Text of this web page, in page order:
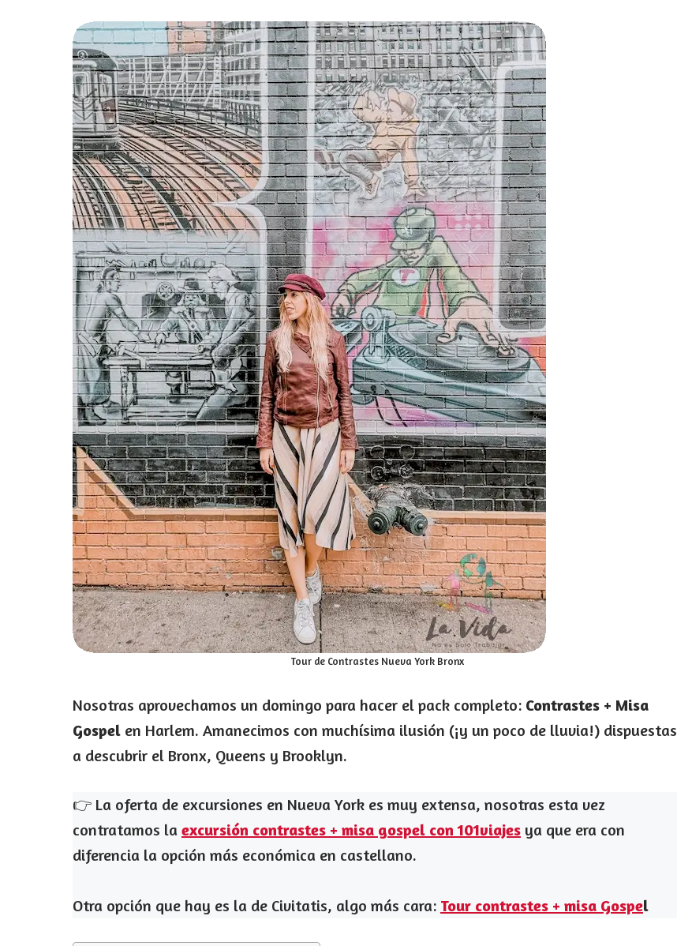
Tour de Contrastes Nueva York Bronx
Nosotras aprovechamos un domingo para hacer el pack completo: Contrastes + Misa
Gospel en Harlem. Amanecimos con muchísima ilusión (¡y un poco de lluvia!) dispuestas
a descubrir el Bronx, Queens y Brooklyn.
👉 La oferta de excursiones en Nueva York es muy extensa, nosotras esta vez
contratamos la excursión contrastes + misa gospel con 101viajes ya que era con
diferencia la opción más económica en castellano.
Otra opción que hay es la de Civitatis, algo más cara: Tour contrastes + misa Gospel